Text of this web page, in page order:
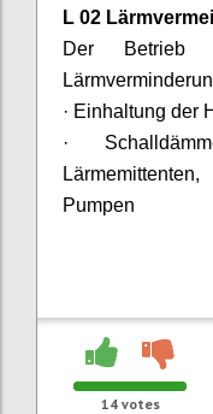
L 02
Der Betrieb
Lärmverminderu
· Einhaltung der
·
Pumpen
14votes